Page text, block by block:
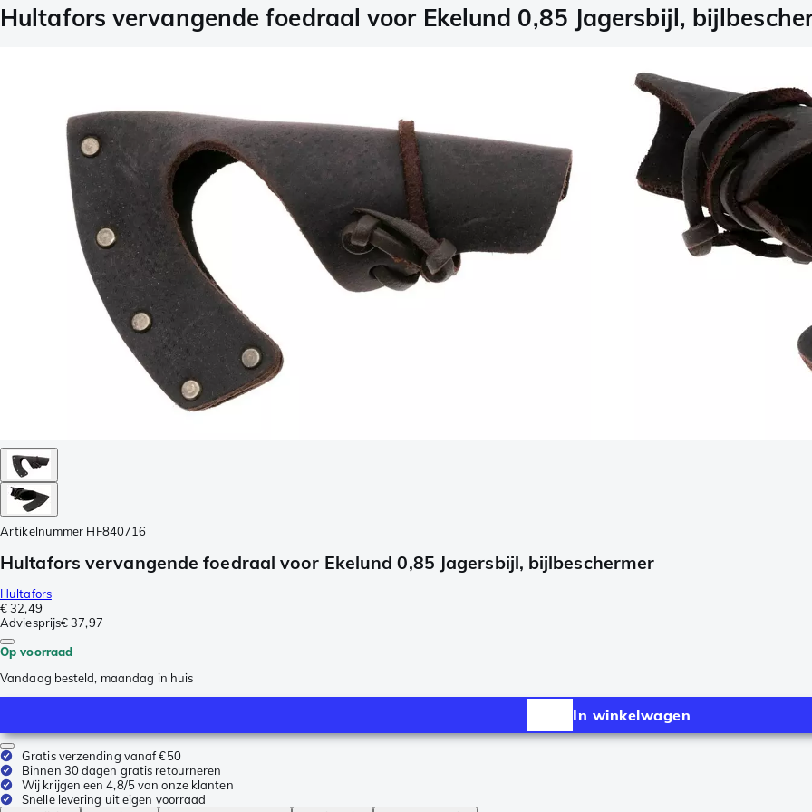
Hultafors vervangende foedraal voor Ekelund 0,85 Jagersbijl,
Artikelnummer HF840716
Hultafors vervangende foedraal voor Ekelund 0,85 Jagersbijl, bijlbeschermer
Hultafors
€ 32,49
Adviesprijs€ 37,97
Op voorraad
Vandaag besteld, maandag in huis
In winkelwagen
Gratis verzending vanaf €50
Binnen 30 dagen gratis retourneren
Wij krijgen een 4,8/5 van onze klanten
Snelle levering uit eigen voorraad